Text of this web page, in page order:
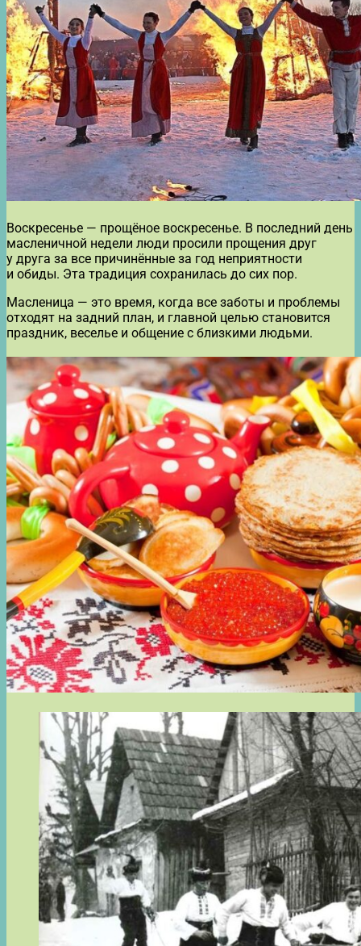
Воскресенье — прощёное воскресенье. В последний день
масленичной недели люди просили прощения друг
у друга за все причинённые за год неприятности
и обиды. Эта традиция сохранилась до сих пор.
Масленица — это время, когда все заботы и проблемы
отходят на задний план, и главной целью становится
праздник, веселье и общение с близкими людьми.